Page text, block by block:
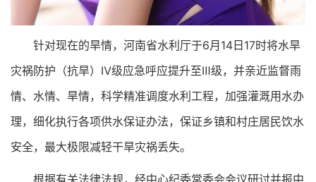
针对现在的旱情，河南省水利厅于6月14日17时将水旱
灾祸防护（抗旱）Ⅳ级应急呼应提升至Ⅲ级，并亲近监督雨
情、水情、旱情，科学精准调度水利工程，加强灌溉用水办
理，细化执行各项供水保证办法，保证乡镇和村庄居民饮水
安全，最大极限减轻干旱灾祸丢失。